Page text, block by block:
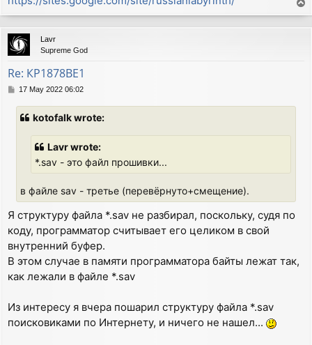
o
p
Lavr
Supreme God
Re: КР1878ВЕ1
P17 May 2022 06:02
kotofalk wrote:
Lavr wrote:
*.sav - это файл прошивки...
в файле sav - третье (перевёрнуто+смещение).
Я структуру файла *.sav не разбирал, поскольку, судя по
коду, программатор считывает его целиком в свой
внутренний буфер.
В этом случае в памяти программатора байты лежат так,
как лежали в файле *.sav
Из интересу я вчера пошарил структуру файла *.sav
поисковиками по Интернету, и ничего не нашел...